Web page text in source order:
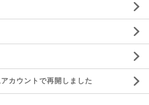
カウントで再開しました